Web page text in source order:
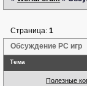
Обсуждение PC игр
Страница:1
Тема
Полезные